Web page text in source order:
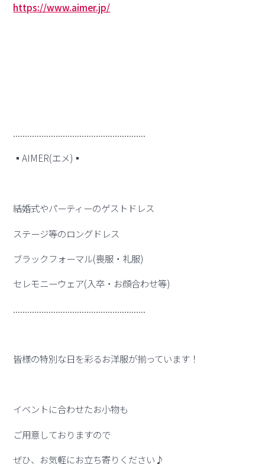
https://www.aimer.jp/
........................................................
▪︎AIMER(エメ)▪︎
結婚式やパーティーのゲストドレス
ステージ等のロングドレス
ブラックフォーマル(喪服・礼服)
セレモニーウェア(入卒・お顔合わせ等)
........................................................
皆様の特別な日を彩るお洋服が揃っています！
イベントに合わせたお小物も
ご用意しておりますので
ぜひ、お気軽にお立ち寄りください♪